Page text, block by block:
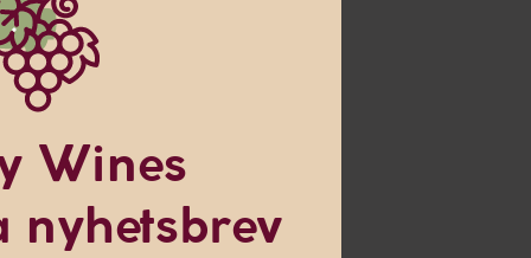
Wines
nyhetsbrev
ge dig en
för att kunna